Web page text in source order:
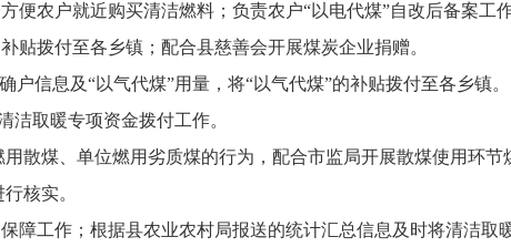
便农户就近购买清洁燃料；负责农户“以电代煤”自改后备案工
贴拨付至各乡镇；配合县慈善会开展煤炭企业捐赠。
户信息及“以气代煤”用量，将“以气代煤”的补贴拨付至各乡镇。
洁取暖专项资金拨付工作。
散煤、单位燃用劣质煤的行为，配合市监局开展散煤使用环节
核实。
障工作；根据县农业农村局报送的统计汇总信息及时将清洁取